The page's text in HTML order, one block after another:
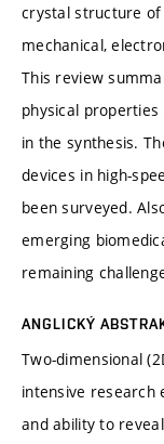
crystal structure of
mechanical,
This review
physical
in the synthesis.
devices in high-
been surveyed.
emerging
remaining
ANGLICKÝ
Two-dimensional
intensive
and ability to